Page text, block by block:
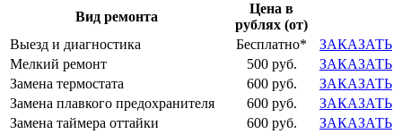
Вид ремонта
Цена в
рублях (от)
Выезд и диагностика
Бесплатно*
ЗАКАЗАТЬ
Мелкий ремонт
500 руб.
ЗАКАЗАТЬ
Замена термостата
600 руб.
ЗАКАЗАТЬ
Замена плавкого предохранителя
600 руб.
ЗАКАЗАТЬ
Замена таймера оттайки
600 руб. ЗАКАЗАТЬ